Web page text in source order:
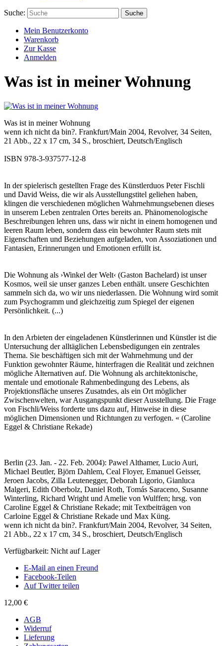
Suche: Suche
Mein Benutzerkonto
Warenkorb
Zur Kasse
Anmelden
Was ist in meiner Wohnung
Was ist in meiner Wohnung
wenn ich nicht da bin?. Frankfurt/Main 2004, Revolver, 34 Seiten,
21 Abb., 22 x 17 cm, 34 S., broschiert, Deutsch/Englisch
ISBN 978-3-937577-12-8
In der spielerisch gestellten Frage des Künstlerduos Peter Fischli
und David Weiss, die wir als Ausstellungstitel geliehen haben,
klingen die verschiedenen möglichen Wahrnehmungsebenen dieses
in unserem Leben zentralen Ortes bereits an. Phänomenologische
Beschreibungen lehren uns, dass wir nicht in einem homogenen und
leeren Raum leben, sondern dass ein bewohnter Raum stets mit
Eigenschaften und Beziehungen aufgeladen, von Assoziationen und
Fantasien, Erinnerungen und Emotionen erfüllt ist.
Die Wohnung als ›Winkel der Welt‹ (Gaston Bachelard) ist unser
Kosmos, weil sie unser ganzes Leben enthält. unsere Geschichten
sammeln sich da, wo wir uns niederlassen. Die Wohnung wird somit
zum Psychogramm und gleichzeitig zum Spiegel der eigenen
Persönlichkeit. (...)
In den Arbieten der eingeladenen Künstlerinnen und Künstler ist die
Untersuchung der alltäglichen Lebensbedigungen ein zentrales
Thema. Sie beschäftigen sich mit der Wahrnehmung und der
Funktion gewohnter Räume, hinterfragen die Realität und zeichnen
mögliche Alternativen auf. Die Wohnung als architektonische,
mentale und emotionale Rahmenbedingung des Lebens, als
Projektionsfläche unseres Zusatndes, als ein Ort möglicher
Zwischenwelten, war Ausgangspunkt dieser Ausstellung. Die Frage
von Fischli/Weiss forderte uns dazu auf, Hinweise in diese
möglichen Dimensionen und Richtungen zu verfogen. « (Caroline
Eggel & Christiane Rekade)
Berlin (23. Jan. - 22. Feb. 2004): Pawel Althamer, Lucio Auri,
Michael Beutler, Björn Dahlem, Ceal Floyer, Emanuel Geisser,
Jeroen Jacobs, Zilla Leutenegger, Deborah Ligorio, Gianluca
Malgeri, Edith Oberbolz, Daniel Roth, Tomás Saraceno, Susanne
Winterling, Richard Wright und Amelie von Wulffen; hrsg. von
Caroline Eggel & Christiane Rekade; mit Textbeiträgen von
Carloine Eggel & Christiane Rekade und Max Küng.
wenn ich nicht da bin?. Frankfurt/Main 2004, Revolver, 34 Seiten,
21 Abb., 22 x 17 cm, 34 S., broschiert, Deutsch/Englisch
Verfügbarkeit: Nicht auf Lager
E-Mail an einen Freund
Facebook-Teilen
Auf Twitter teilen
12,00 €
AGB
Widerruf
Lieferung